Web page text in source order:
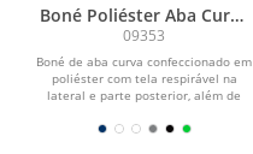
Boné Poliéster Aba Curva
com Tela
09353
Boné de aba curva confeccionado em
poliéster com tela respirável na
lateral e parte posterior, além de